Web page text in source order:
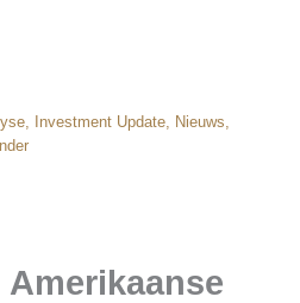
, Investment Update, Nieuws,